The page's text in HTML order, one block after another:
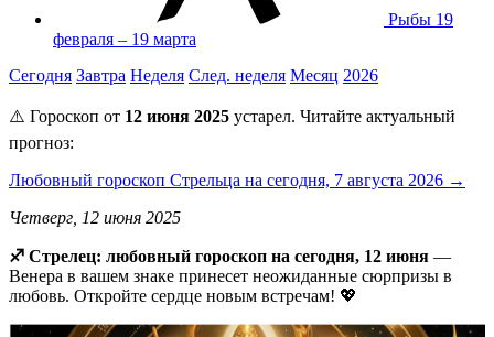
Рыбы 19
февраля – 19 марта
Сегодня Завтра Неделя След. неделя Месяц 2026
⚠️ Гороскоп от 12 июня 2025 устарел. Читайте актуальный
прогноз:
Любовный гороскоп Стрельца на сегодня, 7 августа 2026 →
Четверг, 12 июня 2025
♐ Стрелец: любовный гороскоп на сегодня, 12 июня —
Венера в вашем знаке принесет неожиданные сюрпризы в
любовь. Откройте сердце новым встречам! 💖